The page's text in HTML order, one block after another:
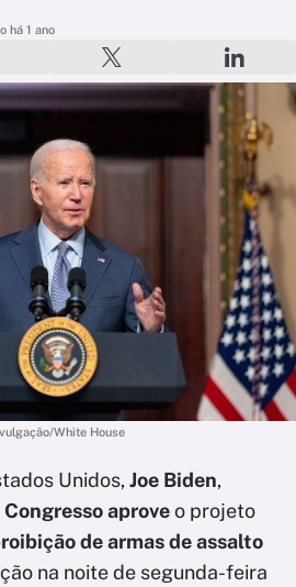
há 1 ano
White House
Unidos, Joe Biden,
aproveo projeto
de armas de assalto
na noite de segunda-feira